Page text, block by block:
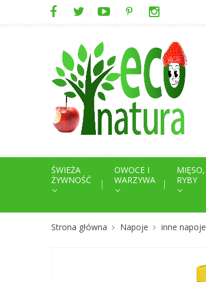
ŚWIEŻA
ŻYWNOŚĆ
OWOCE I
WARZYWA
MIĘSO,
RYBY
Strona główna Napoje inne napoje